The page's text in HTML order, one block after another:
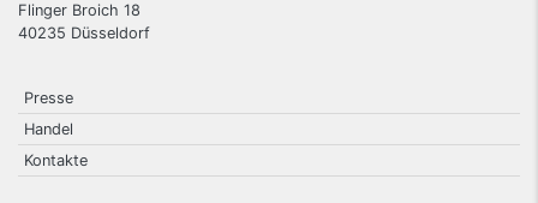
Flinger Broich 18
40235 Düsseldorf
Presse
Handel
Kontakte